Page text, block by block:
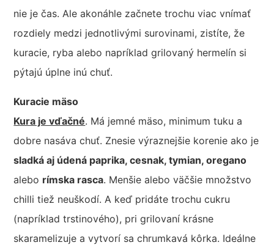
nie je čas. Ale akonáhle začnete trochu viac vnímať
rozdiely medzi jednotlivými surovinami, zistíte, že
kuracie, ryba alebo napríklad grilovaný hermelín si
pýtajú úplne inú chuť.
Kuracie mäso
Kura je vďačné. Má jemné mäso, minimum tuku a
dobre nasáva chuť. Znesie výraznejšie korenie ako je
sladká aj údená paprika, cesnak, tymian, oregano
alebo rímska rasca. Menšie alebo väčšie množstvo
chilli tiež neuškodí. A keď pridáte trochu cukru
(napríklad trstinového), pri grilovaní krásne
skaramelizuje a vytvorí sa chrumkavá kôrka. Ideálne